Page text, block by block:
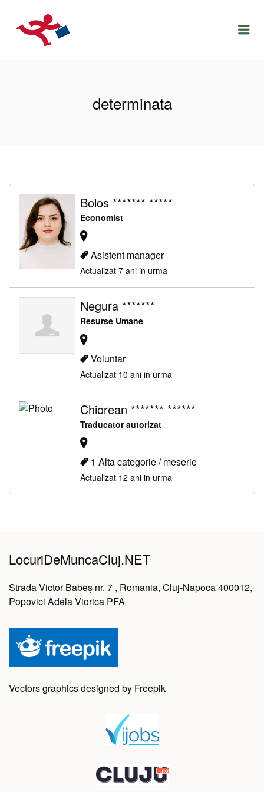
LOCURIDEMUNCACLUJ.NET
determinata
Bolos ******* *****
Economist
Asistent manager
Actualizat 7 ani in urma
Negura *******
Resurse Umane
Voluntar
Actualizat 10 ani in urma
Chiorean ******* ******
Traducator autorizat
1 Alta categorie / meserie
Actualizat 12 ani in urma
LocuriDeMuncaCluj.NET
Strada Victor Babeș nr. 7 , Romania, Cluj-Napoca 400012,
Popovici Adela Viorica PFA
Vectors graphics designed by Freepik